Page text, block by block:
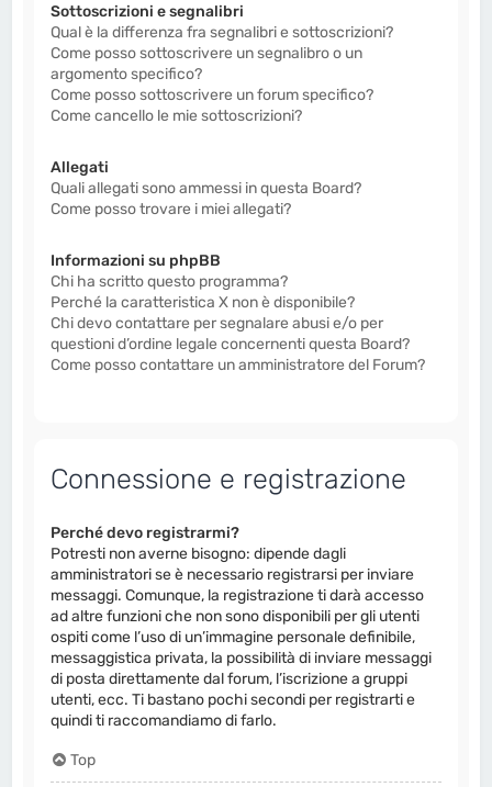
Sottoscrizioni e segnalibri
Qual è la differenza fra segnalibri e sottoscrizioni?
Come posso sottoscrivere un segnalibro o un
argomento specifico?
Come posso sottoscrivere un forum specifico?
Come cancello le mie sottoscrizioni?
Allegati
Quali allegati sono ammessi in questa Board?
Come posso trovare i miei allegati?
Informazioni su phpBB
Chi ha scritto questo programma?
Perché la caratteristica X non è disponibile?
Chi devo contattare per segnalare abusi e/o per
questioni d’ordine legale concernenti questa Board?
Come posso contattare un amministratore del Forum?
Connessione e registrazione
Perché devo registrarmi?
Potresti non averne bisogno: dipende dagli
amministratori se è necessario registrarsi per inviare
messaggi. Comunque, la registrazione ti darà accesso
ad altre funzioni che non sono disponibili per gli utenti
ospiti come l’uso di un’immagine personale definibile,
messaggistica privata, la possibilità di inviare messaggi
di posta direttamente dal forum, l’iscrizione a gruppi
utenti, ecc. Ti bastano pochi secondi per registrarti e
quindi ti raccomandiamo di farlo.
Top